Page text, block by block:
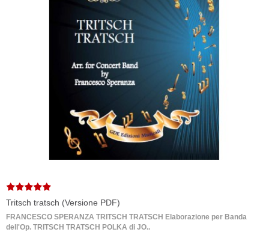
Tritsch tratsch (Versione PDF)
FRANCESCO SPERANZA TRITSCH TRATSCH Elaborazione per Banda
dell'Op. TRITSCH TRATSCH POLKA di JO..